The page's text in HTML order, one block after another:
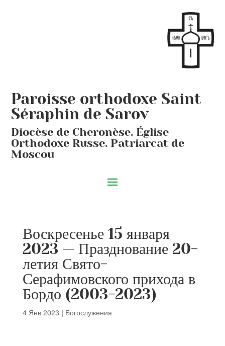
Paroisse orthodoxe Saint
Séraphin de Sarov
Diocèse de Cheronèse. Église
Orthodoxe Russe. Patriarcat de
Moscou
Воскресенье 15 января
2023 — Празднование 20-
летия Свято-
Серафимовского прихода в
Бордо (2003-2023)
4 Янв 2023 | Богослужения